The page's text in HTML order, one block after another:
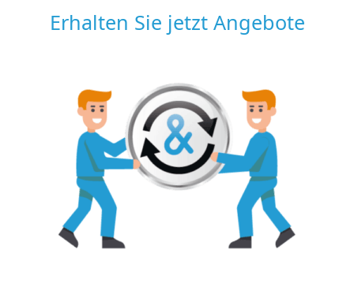
Erhalten Sie jetzt Angebote